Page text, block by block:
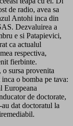
de radio, avea sa
Antohi inca din
Dezvaluirea a
e si Patapievici,
ca actualul
respectiva,
fierbinte.
sursa provenita
o bomba pe tava:
Europeana
de doctorate,
dat doctoratul la